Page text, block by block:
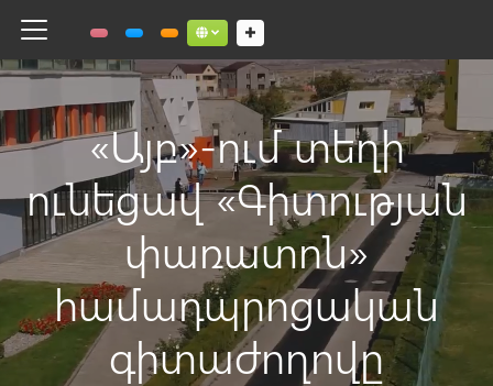
Toggle navigation Social links dropdown button
«Այբ»-ում տեղի
ունեցավ «Գիտության
փառատոն»
համադպրոցական
գիտաժողովը